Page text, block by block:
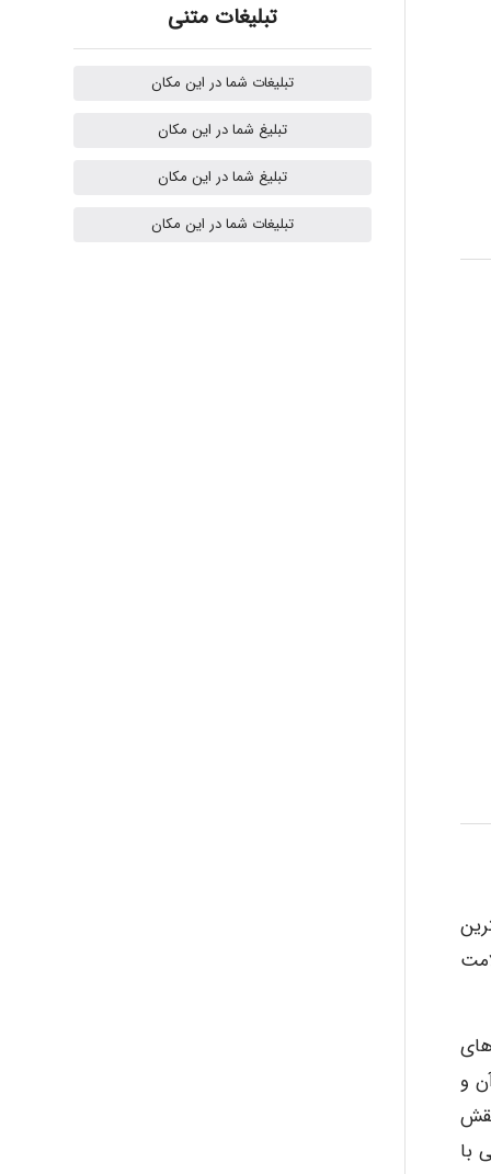
و
با
ilhan200
تبلیغات متنی
تبلیغات شما در این مکان
تبلیغ شما در این مکان
تبلیغ شما در این مکان
تبلیغات شما در این مکان